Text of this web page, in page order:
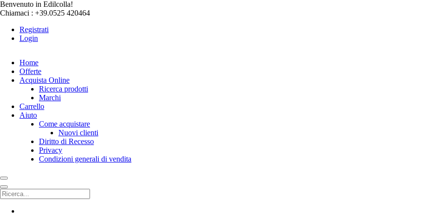
Benvenuto in Edilcolla!
Chiamaci : +39.0525 420464
Registrati
Login
Home
Offerte
Acquista Online
Ricerca prodotti
Marchi
Carrello
Aiuto
Come acquistare
Nuovi clienti
Diritto di Recesso
Privacy
Condizioni generali di vendita